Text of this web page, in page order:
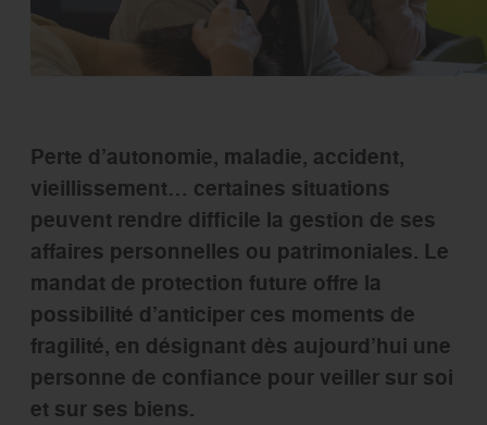
Perte d’autonomie, maladie, accident,
vieillissement… certaines situations
peuvent rendre difficile la gestion de ses
affaires personnelles ou patrimoniales. Le
mandat de protection future offre la
possibilité d’anticiper ces moments de
fragilité, en désignant dès aujourd’hui une
personne de confiance pour veiller sur soi
et sur ses biens.